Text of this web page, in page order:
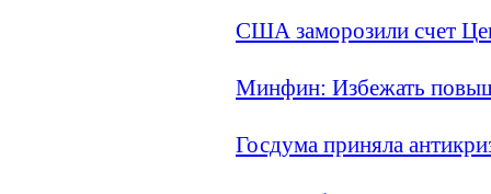
США заморозили счет
Минфин: Избежать
Госдума приняла